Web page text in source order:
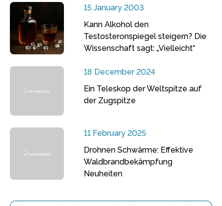
15 January 2003
Kann Alkohol den
Testosteronspiegel steigern? Die
Wissenschaft sagt: „Vielleicht“
18 December 2024
Ein Teleskop der Weltspitze auf
der Zugspitze
11 February 2025
Drohnen Schwärme: Effektive
Waldbrandbekämpfung
Neuheiten